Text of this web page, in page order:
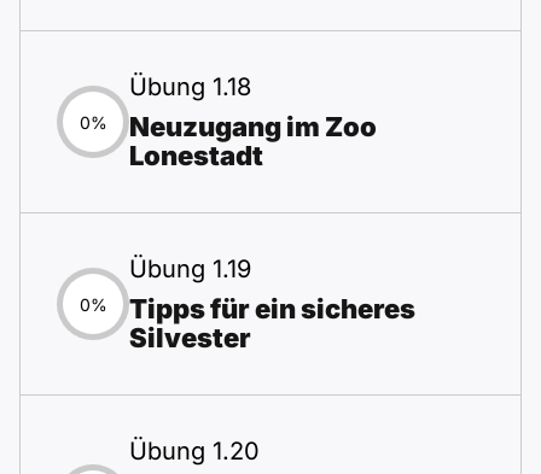
0%
Übung 1.18
Neuzugang im Zoo
Lonestadt
0%
Übung 1.19
Tipps für ein sicheres
Silvester
Übung 1.20